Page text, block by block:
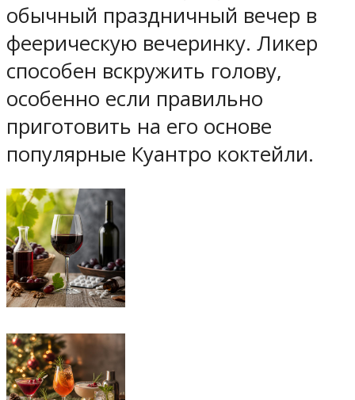
обычный праздничный вечер в
феерическую вечеринку. Ликер
способен вскружить голову,
особенно если правильно
приготовить на его основе
популярные Куантро коктейли.